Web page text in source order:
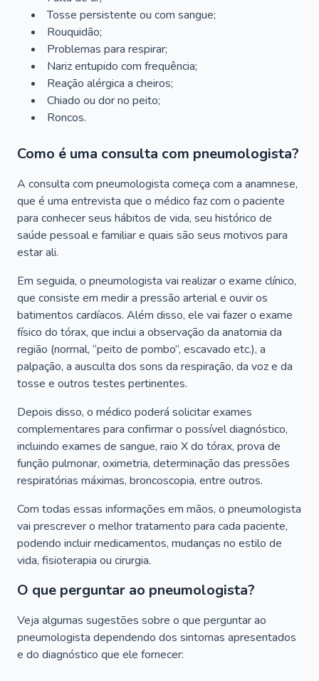
Tosse persistente ou com sangue;
Rouquidão;
Problemas para respirar;
Nariz entupido com frequência;
Reação alérgica a cheiros;
Chiado ou dor no peito;
Roncos.
Como é uma consulta com pneumologista?
A consulta com pneumologista começa com a anamnese,
que é uma entrevista que o médico faz com o paciente
para conhecer seus hábitos de vida, seu histórico de
saúde pessoal e familiar e quais são seus motivos para
estar ali.
Em seguida, o pneumologista vai realizar o exame clínico,
que consiste em medir a pressão arterial e ouvir os
batimentos cardíacos. Além disso, ele vai fazer o exame
físico do tórax, que inclui a observação da anatomia da
região (normal, “peito de pombo”, escavado etc.), a
palpação, a ausculta dos sons da respiração, da voz e da
tosse e outros testes pertinentes.
Depois disso, o médico poderá solicitar exames
complementares para confirmar o possível diagnóstico,
incluindo exames de sangue, raio X do tórax, prova de
função pulmonar, oximetria, determinação das pressões
respiratórias máximas, broncoscopia, entre outros.
Com todas essas informações em mãos, o pneumologista
vai prescrever o melhor tratamento para cada paciente,
podendo incluir medicamentos, mudanças no estilo de
vida, fisioterapia ou cirurgia.
O que perguntar ao pneumologista?
Veja algumas sugestões sobre o que perguntar ao
pneumologista dependendo dos sintomas apresentados
e do diagnóstico que ele fornecer: